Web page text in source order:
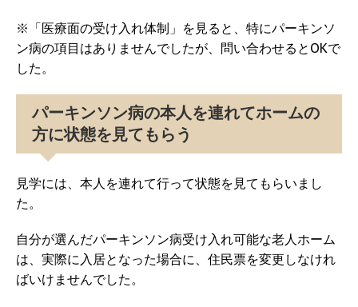
※「医療面の受け入れ体制」を見ると、特にパーキンソ
ン病の項目はありませんでしたが、問い合わせるとOKで
した。
パーキンソン病の本人を連れてホームの
方に状態を見てもらう
見学には、本人を連れて行って状態を見てもらいまし
た。
自分が選んだパーキンソン病受け入れ可能な老人ホーム
は、実際に入居となった場合に、住民票を変更しなけれ
ばいけませんでした。